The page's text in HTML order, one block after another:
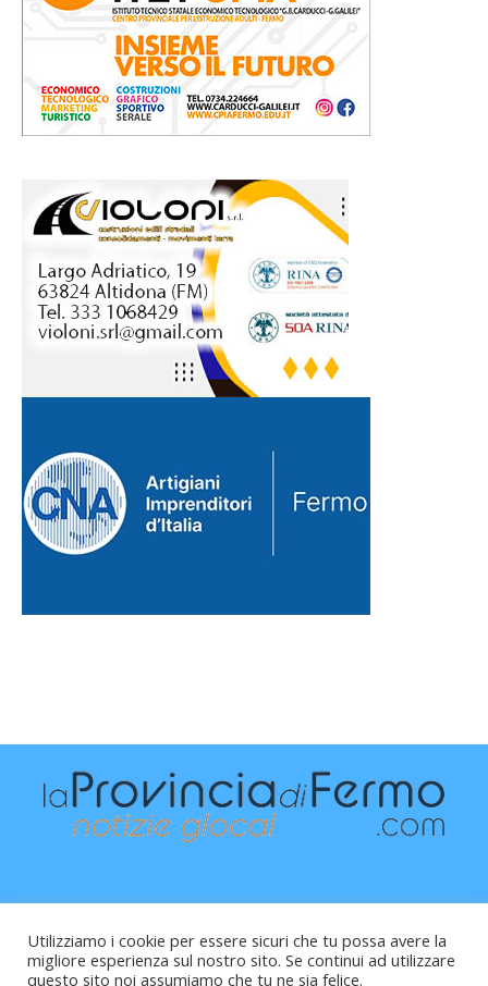
Utilizziamo i cookie per essere sicuri che tu possa avere la
migliore esperienza sul nostro sito. Se continui ad utilizzare
questo sito noi assumiamo che tu ne sia felice.